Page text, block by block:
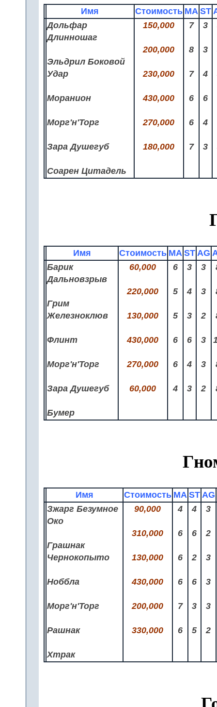
Имя Стоимость MA ST
Дольфар
Длинношаг
Эльдрил Боковой
Удар
Моранион
Морг'н'Торг
Зара Душегуб
Соарен Цитадель
150,000
200,000
230,000
430,000
270,000
180,000
7
8
7
6
6
7
3
3
4
6
4
3
Имя Стоимость MA ST AG
Барик
Дальновзрыв
Грим
Железноклюв
Флинт
Морг'н'Торг
Зара Душегуб
Бумер
60,000
220,000
130,000
430,000
270,000
60,000
6
5
5
6
6
4
3
4
3
6
4
3
3
3
2
3
3
2
Имя Стоимость MA ST AG
Зжарг Безумное
Око
Грашнак
Чернокопыто
Ноббла
Морг'н'Торг
Рашнак
Хтрак
90,000
310,000
130,000
430,000
200,000
330,000
4
6
6
6
7
6
4
6
2
6
3
5
3
2
3
3
3
2